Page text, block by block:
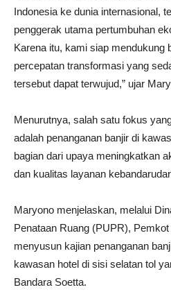
Indonesia ke dunia internasional,
penggerak utama pertumbuhan
Karena itu, kami siap mendukung
percepatan transformasi yang
tersebut dapat terwujud,” ujar
Menurutnya, salah satu fokus
adalah penanganan banjir di
bagian dari upaya meningkatkan
dan kualitas layanan
Maryono menjelaskan, melalui
Penataan Ruang (PUPR), Pemkot
menyusun kajian penanganan
kawasan hotel di sisi selatan tol
Bandara Soetta.